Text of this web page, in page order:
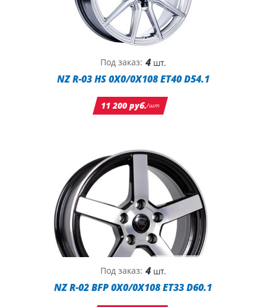
Под заказ: 4шт.
NZ R-03 HS 0X0/0X108 ET40 D54.1
11 200 руб./шт
Под заказ: 4шт.
NZ R-02 BFP 0X0/0X108 ET33 D60.1